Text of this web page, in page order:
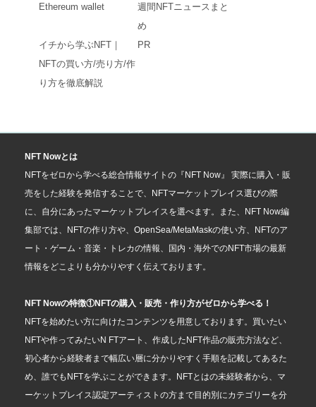
Ethereum wallet
週間NFTニュースまと
め
イチから学ぶNFT｜
NFTの買い方/売り方/作
り方を徹底解説
PR
NFT Nowとは
NFTをゼロから学べる総合情報サイトの『NFT Now』 実際に購入・販
売をした経験を発信することで、NFTマーケットプレイス選びの際
に、自分にあったマーケットプレイスを選べます。また、NFT Now編
集部では、NFTの作り方や、OpenSea/MetaMaskの使い方、NFTのア
ート・ゲーム・音楽・トレカの情報、国内・海外でのNFT市場の最新
情報をどこよりも分かりやすく伝えております。
NFT Nowの特徴①NFTの購入・販売・作り方がゼロから学べる！
NFTを始めたい方に向けたコンテンツを用意しております。買いたい
NFTや作ってみたいN FTアート、作成したNFT作品の販売方法など、
初心者から経験者まで幅広い層に分かりやすく手順を記載してあるた
め、誰でもNFTを学ぶことができます。NFTとはの未経験者から、マ
ーケットプレイス認定アーティストの方まで目的別にカテゴリーを分